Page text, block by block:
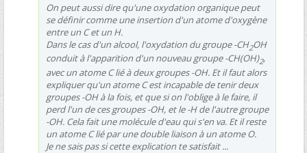
On peut aussi dire qu'une oxydation organique peut
se définir comme une insertion d'un atome d'oxygène
entre un C et un H.
Dans le cas d'un alcool, l'oxydation du groupe -CH2OH
conduit à l'apparition d'un nouveau groupe -CH(OH)2,
avec un atome C lié à deux groupes -OH. Et il faut alors
expliquer qu'un atome C est incapable de tenir deux
groupes -OH à la fois, et que si on l'oblige à le faire, il
perd l'un de ces groupes -OH, et le -H de l'autre groupe
-OH. Cela fait une molécule d'eau qui s'en va. Et il reste
un atome C lié par une double liaison à un atome O.
Je ne sais pas si cette explication te satisfait ...